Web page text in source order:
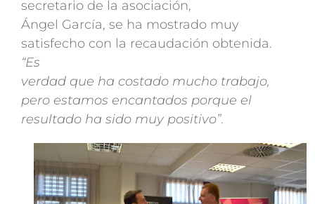
secretario de la asociación,
Ángel García, se ha mostrado muy
satisfecho con la recaudación obtenida.
“Es
verdad que ha costado mucho trabajo,
pero estamos encantados porque el
resultado ha sido muy positivo”.